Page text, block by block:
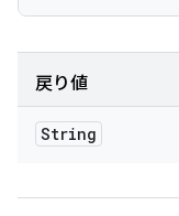
戻り値
String